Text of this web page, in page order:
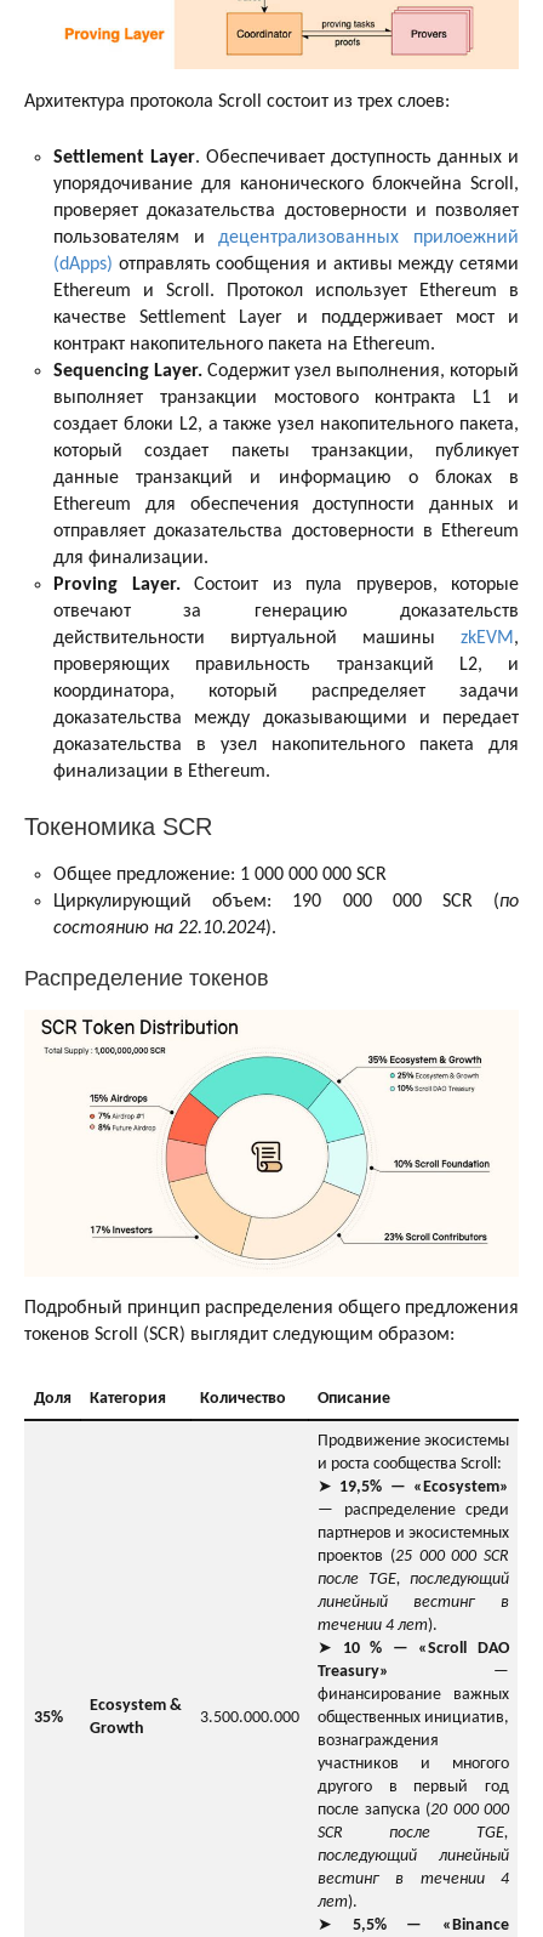
Архитектура протокола Scroll состоит из трех слоев:
Settlement Layer. Обеспечивает доступность данных и
упорядочивание для канонического блокчейна Scroll,
проверяет доказательства достоверности и позволяет
пользователям идецентрализованных прилоежний
(dApps) отправлять сообщения и активы между сетями
Ethereum и Scroll. Протокол использует Ethereum в
качестве Settlement Layer и поддерживает мост и
контракт накопительного пакета на Ethereum.
Sequencing Layer. Содержит узел выполнения, который
выполняет транзакции мостового контракта L1 и
создает блоки L2, а также узел накопительного пакета,
который создает пакеты транзакции, публикует
данные транзакций и информацию о блоках в
Ethereum для обеспечения доступности данных и
отправляет доказательства достоверности в Ethereum
для финализации.
Proving Layer.Состоит из пула пруверов, которые
отвечают за генерацию доказательств
действительности виртуальной машины zkEVM ,
проверяющих правильность транзакций L2, и
координатора, который распределяет задачи
доказательства между доказывающими и передает
доказательства в узел накопительного пакета для
финализации в Ethereum.
Токеномика SCR
Общее предложение: 1 000 000 000 SCR
Циркулирующий объем: 190 000 000 SCR (по
состоянию на 22.10.2024).
Распределение токенов
Подробный принцип распределения общего предложения
токенов Scroll (SCR) выглядит следующим образом:
Доля Категория Количество Описание
35%
Ecosystem &
Growth
3.500.000.000
Продвижение экосистемы
и роста сообщества Scroll:
➤ 19,5% — «Ecosystem»
— распределение среди
партнеров и экосистемных
проектов (25 000 000 SCR
после TGE, последующий
линейный вестинг в
течении 4 лет).
➤ 10 % — «Scroll DAO
Treasury»
—
финансирование важных
общественных инициатив,
вознаграждения
участников и многого
другого в первый год
после запуска (20 000 000
SCR после TGE,
последующий линейный
вестинг в течении 4
лет).
➤ 5,5% — «Binance